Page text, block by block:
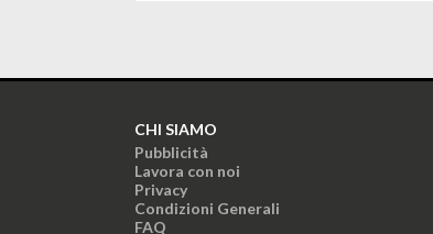
CHI SIAMO
Pubblicità
Lavora con noi
Privacy
Condizioni Generali
FAQ